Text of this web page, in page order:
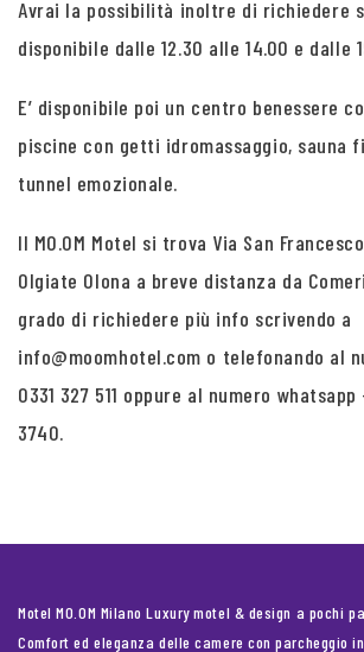
Avrai la possibilità inoltre di richiedere
disponibile dalle 12.30 alle 14.00 e dalle
E’ disponibile poi un centro benessere
piscine con getti idromassaggio, sauna
tunnel emozionale.
Il MO.OM Motel si trova Via San
Olgiate Olona a breve distanza da
grado di richiedere più info scrivendo a
info@moomhotel.com o telefonando al
0331 327 511 oppure al numero
3740.
Motel MO.OM Milano Luxury motel & design a pochi
Comfort ed eleganza delle camere con parcheggio